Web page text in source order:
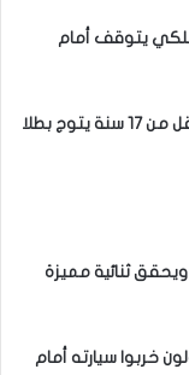
يتوقف أمام
على عرش شمال إفريقيا: المنتخب الوطني لأقل من 17 سنة يتوج بطلا
ثنائية مميزة
خربوا سيارته أمام